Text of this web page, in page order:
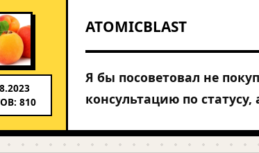
810
ATOMICBLAST
Я бы посоветовал не
консультацию по